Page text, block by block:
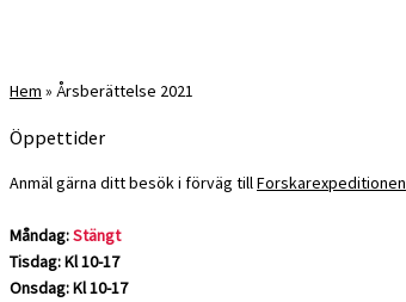
Hem » Årsberättelse 2021
Öppettider
Anmäl gärna ditt besök i förväg tillForskarexpeditionen
Måndag:Stängt
Tisdag: Kl 10-17
Onsdag: Kl 10-17